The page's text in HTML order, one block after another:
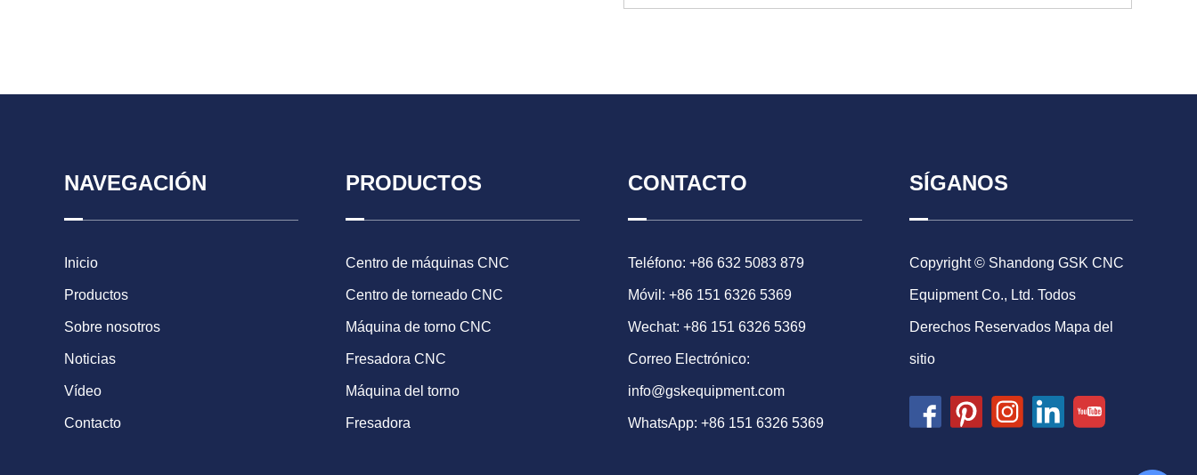
NAVEGACIÓN
Inicio
Productos
Sobre nosotros
Noticias
Vídeo
Contacto
PRODUCTOS
Centro de máquinas CNC
Centro de torneado CNC
Máquina de torno CNC
Fresadora CNC
Máquina del torno
Fresadora
CONTACTO
Teléfono: +86 632 5083 879
Móvil: +86 151 6326 5369
Wechat: +86 151 6326 5369
Correo Electrónico:
info@gskequipment.com
WhatsApp: +86 151 6326 5369
SÍGANOS
Copyright © Shandong GSK CNC
Equipment Co., Ltd. Todos
Derechos Reservados Mapa del
sitio